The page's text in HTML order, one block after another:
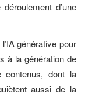
d’une
générative pour
à la génération de
dont la
aussi de la